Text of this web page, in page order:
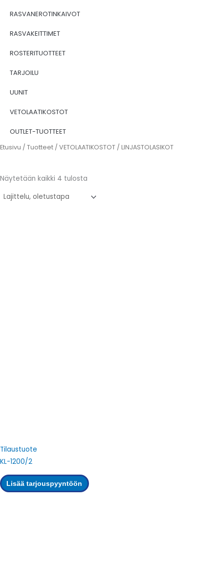
RASVANEROTINKAIVOT
RASVAKEITTIMET
ROSTERITUOTTEET
TARJOILU
UUNIT
VETOLAATIKOSTOT
OUTLET-TUOTTEET
Etusivu / Tuotteet / VETOLAATIKOSTOT / LINJASTOLASIKOT
Näytetään kaikki 4 tulosta
Tilaustuote
KL-1200/2
Lisää tarjouspyyntöön